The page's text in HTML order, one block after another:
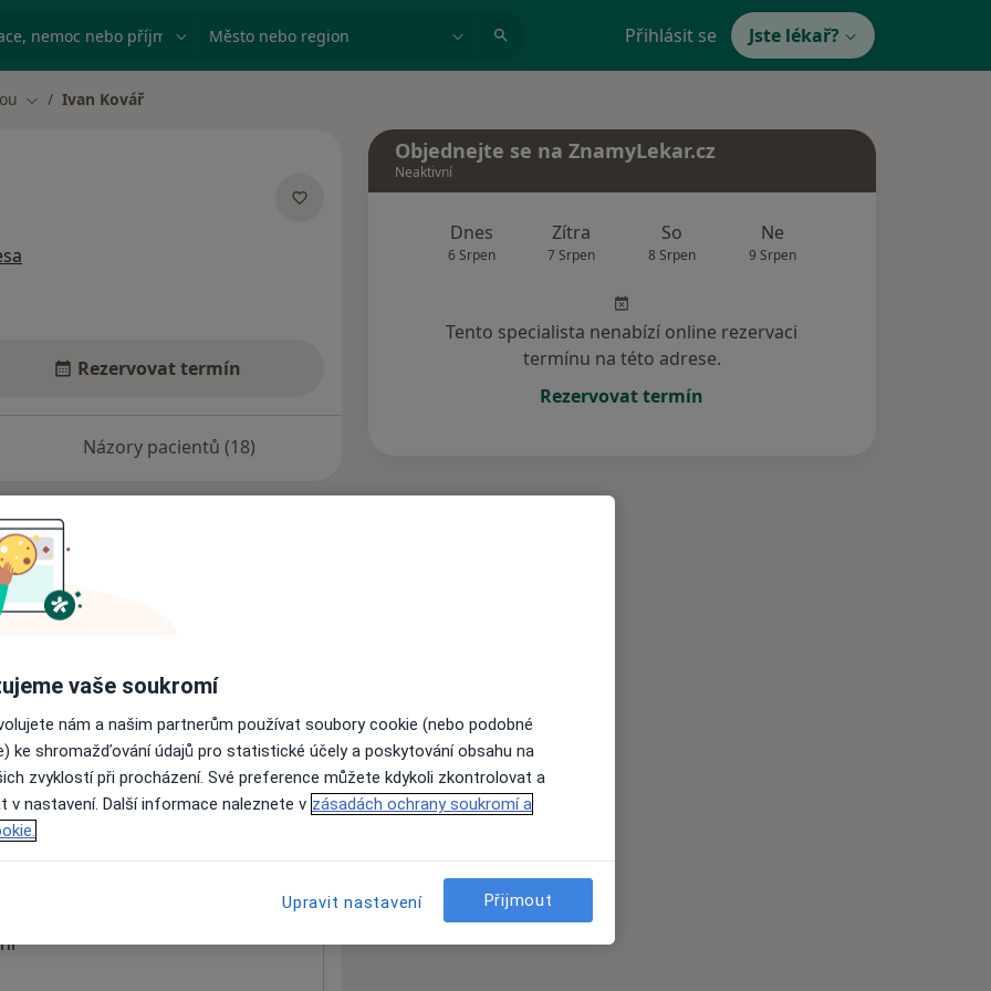
nemoc nebo příjmení Město nebo region Přihlásit se Jste lékař?
Změna města
Ivan Kovář
Rezervovat termín
Názory pacientů (18)
nejsou k dispozici
informace o svých službách.
Objednejte se na ZnamyLekar.cz
Neaktivní
Dnes
6 Srpen
Zítra
7 Srpen
So
8 Srpen
Ne
9 Srpen
Tento specialista nenabízí online rezervaci
termínu na této adrese.
Rezervovat termín
vaše soukromí
nám a našim partnerům používat soubory cookie (nebo podobné
ke shromažďování údajů pro statistické účely a poskytování obsahu na
zvyklostí při procházení. Své preference můžete kdykoli zkontrolovat a
v nastavení. Další informace naleznete v zásadách ochrany soukromí a
Upravit nastavení Přijmout